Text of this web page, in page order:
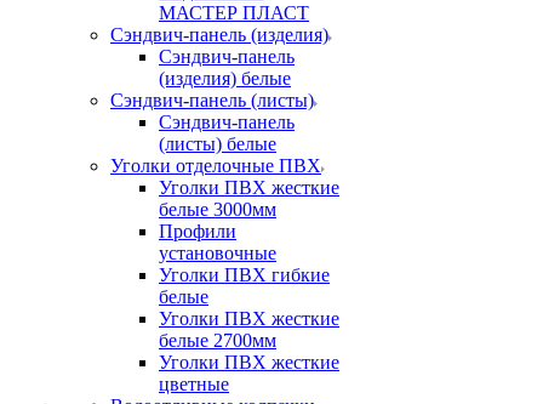
МАСТЕР ПЛАСТ
Сэндвич-панель (изделия)
Сэндвич-панель
(изделия) белые
Сэндвич-панель (листы)
Сэндвич-панель
(листы) белые
Уголки отделочные ПВХ
Уголки ПВХ жесткие
белые 3000мм
Профили
установочные
Уголки ПВХ гибкие
белые
Уголки ПВХ жесткие
белые 2700мм
Уголки ПВХ жесткие
цветные